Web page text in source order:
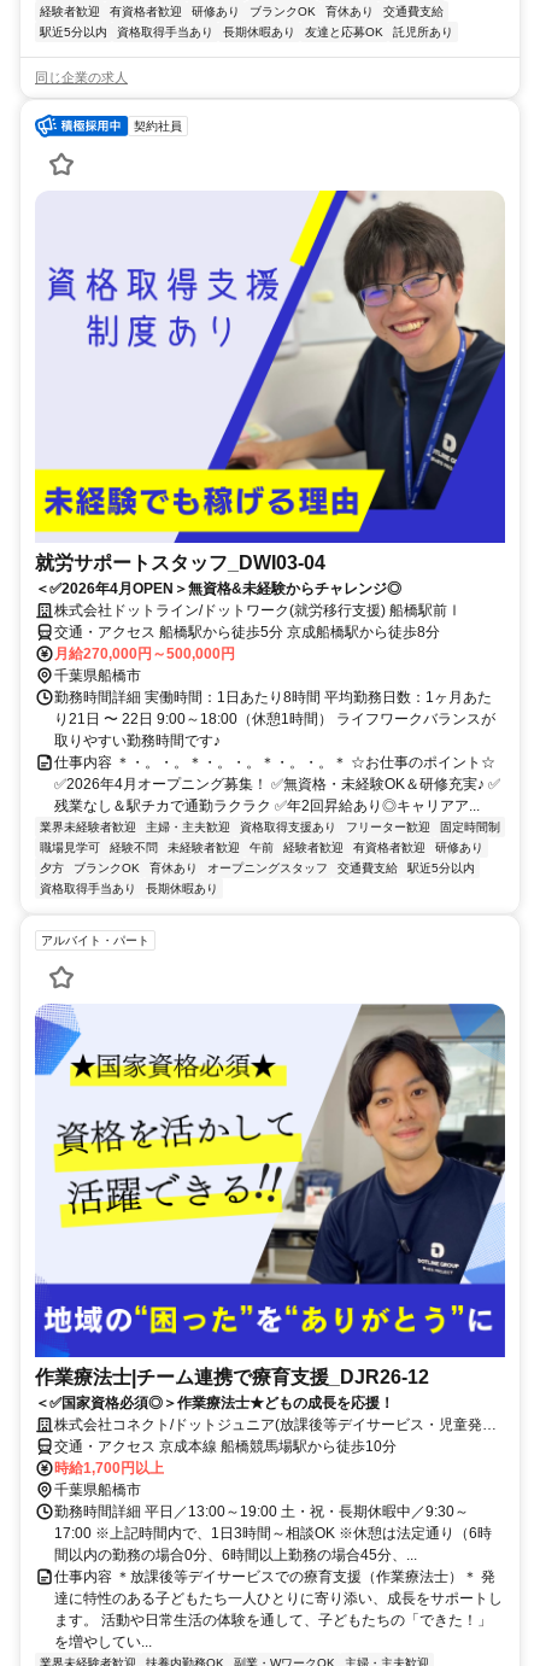
経験者歓迎 有資格者歓迎 研修あり ブランクOK 育休あり
交通費支給
駅近5分以内
資格取得手当あり 長期休暇あり 友達と応募OK 託児所あり
同じ企業の求人
契約社員
就労サポートスタッフ_DWI03-04
＜✅2026年4月OPEN＞無資格&未経験からチャレンジ◎
株式会社ドットライン/ドットワーク(就労移行支援) 船橋駅前Ⅰ
交通・アクセス 船橋駅から徒歩5分 京成船橋駅から徒歩8分
月給270,000円～500,000円
千葉県船橋市
勤務時間詳細 実働時間：1日あたり8時間 平均勤務日数：1ヶ月あた
り21日 〜 22日 9:00～18:00（休憩1時間） ライフワークバランスが
取りやすい勤務時間です♪
仕事内容 ＊・。・。＊・。・。＊・。・。＊ ☆お仕事のポイント☆
✅2026年4月オープニング募集！ ✅無資格・未経験OK＆研修充実♪ ✅
残業なし＆駅チカで通勤ラクラク ✅年2回昇給あり◎キャリアア...
業界未経験者歓迎 主婦・主夫歓迎 資格取得支援あり フリーター歓迎
固定時間制
職場見学可
経験不問 未経験者歓迎 午前 経験者歓迎 有資格者歓迎
研修あり
夕方
ブランクOK 育休あり オープニングスタッフ 交通費支給
駅近5分以内
資格取得手当あり
長期休暇あり
アルバイト・パート
作業療法士|チーム連携で療育支援_DJR26-12
＜✅国家資格必須◎＞作業療法士★どもの成長を応援！
株式会社コネクト/ドットジュニア(放課後等デイサービス・児童発達
支援) 船橋浜町教室
交通・アクセス 京成本線 船橋競馬場駅から徒歩10分
時給1,700円以上
千葉県船橋市
勤務時間詳細 平日／13:00～19:00 土・祝・長期休暇中／9:30～
17:00 ※上記時間内で、1日3時間～相談OK ※休憩は法定通り（6時
間以内の勤務の場合0分、6時間以上勤務の場合45分、...
仕事内容 ＊放課後等デイサービスでの療育支援（作業療法士）＊ 発
達に特性のある子どもたち一人ひとりに寄り添い、成長をサポートし
ます。 活動や日常生活の体験を通して、子どもたちの「できた！」
を増やしてい...
業界未経験者歓迎 扶養内勤務OK 副業・WワークOK
主婦・主夫歓迎